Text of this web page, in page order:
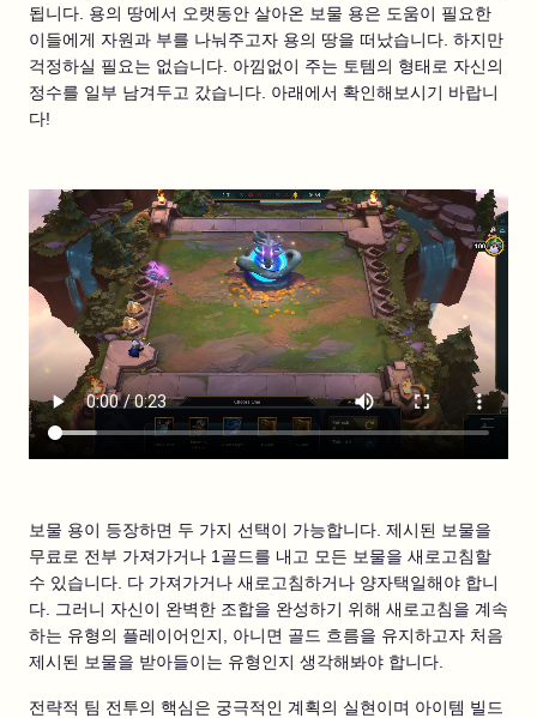
됩니다. 용의 땅에서 오랫동안 살아온 보물 용은 도움이 필요한
이들에게 자원과 부를 나눠주고자 용의 땅을 떠났습니다. 하지만
걱정하실 필요는 없습니다. 아낌없이 주는 토템의 형태로 자신의
정수를 일부 남겨두고 갔습니다. 아래에서 확인해보시기 바랍니
다!
보물 용이 등장하면 두 가지 선택이 가능합니다. 제시된 보물을
무료로 전부 가져가거나 1골드를 내고 모든 보물을 새로고침할
수 있습니다. 다 가져가거나 새로고침하거나 양자택일해야 합니
다. 그러니 자신이 완벽한 조합을 완성하기 위해 새로고침을 계속
하는 유형의 플레이어인지, 아니면 골드 흐름을 유지하고자 처음
제시된 보물을 받아들이는 유형인지 생각해봐야 합니다.
전략적 팀 전투의 핵심은 궁극적인 계획의 실현이며 아이템 빌드